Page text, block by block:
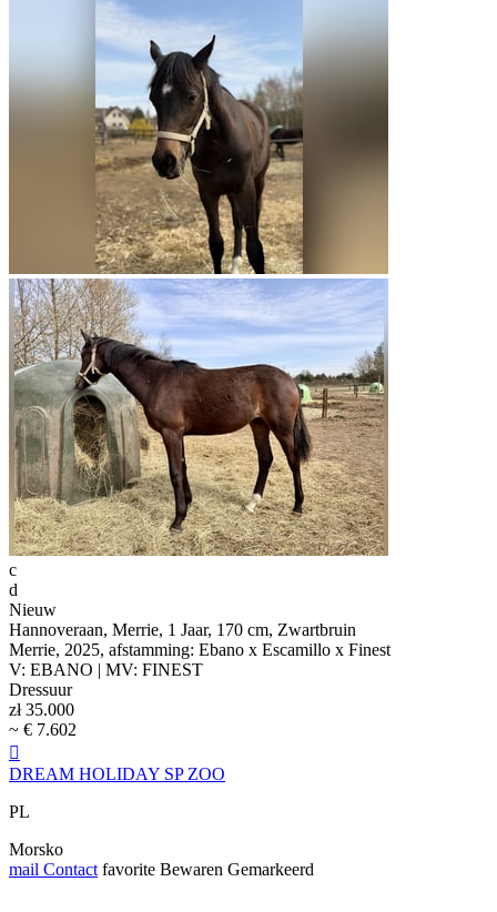
c
d
Nieuw
Hannoveraan, Merrie, 1 Jaar, 170 cm, Zwartbruin
Merrie, 2025, afstamming: Ebano x Escamillo x Finest
V: EBANO | MV: FINEST
Dressuur
zł 35.000
~ € 7.602

DREAM HOLIDAY SP ZOO
PL
Morsko
mail Contact favorite Bewaren Gemarkeerd